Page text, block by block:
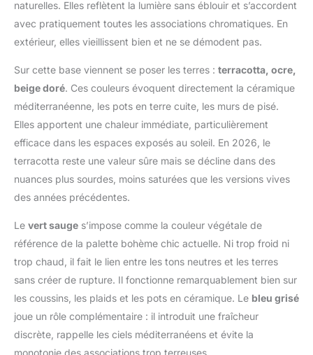
naturelles. Elles reflètent la lumière sans éblouir et s’accordent
avec pratiquement toutes les associations chromatiques. En
extérieur, elles vieillissent bien et ne se démodent pas.
Sur cette base viennent se poser les terres : terracotta, ocre,
beige doré. Ces couleurs évoquent directement la céramique
méditerranéenne, les pots en terre cuite, les murs de pisé.
Elles apportent une chaleur immédiate, particulièrement
efficace dans les espaces exposés au soleil. En 2026, le
terracotta reste une valeur sûre mais se décline dans des
nuances plus sourdes, moins saturées que les versions vives
des années précédentes.
Le vert sauge s’impose comme la couleur végétale de
référence de la palette bohème chic actuelle. Ni trop froid ni
trop chaud, il fait le lien entre les tons neutres et les terres
sans créer de rupture. Il fonctionne remarquablement bien sur
les coussins, les plaids et les pots en céramique. Le bleu grisé
joue un rôle complémentaire : il introduit une fraîcheur
discrète, rappelle les ciels méditerranéens et évite la
monotonie des associations trop terreuses.